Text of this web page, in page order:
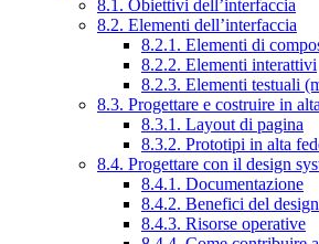
8.1. Obiettivi dell’interfaccia
8.2. Elementi dell’interfaccia
8.2.1. Elementi di
8.2.2. Elementi interattivi
8.2.3. Elementi testuali
8.3. Progettare e costruire in
8.3.1. Layout di pagina
8.3.2. Prototipi in alta
8.4. Progettare con il design
8.4.1. Documentazione
8.4.2. Benefici del
8.4.3. Risorse operative